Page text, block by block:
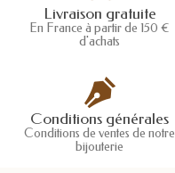
Livraison gratuite
En France à partir de 150 €
d'achats
Conditions générales
Conditions de ventes de notre
bijouterie